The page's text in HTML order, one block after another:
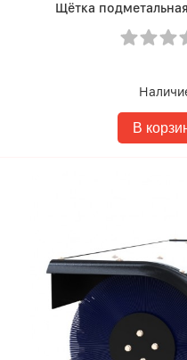
Щётка
В